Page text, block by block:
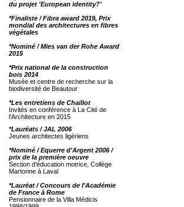
du projet 'European identity?'
*Finaliste / Fibra award 2019, Prix
mondial des architectures en fibres
végétales
*Nominé / Mies van der Rohe Award
2015
*Prix national de la construction
bois 2014
Musée et centre de recherche sur la
biodiversité de Beautour
*Les entretiens de Chaillot
Invités en conférence à La Cité de
l'Architecture en 2015
*Lauréats / JAL 2006
Jeunes architectes ligériens
*Nominé / Equerre d'Argent 2006 /
prix de la première oeuvre
Section d'éducation motrice, Collège
Martonne à Laval
*Lauréat / Concours de l'Académie
de France à Rome
Pensionnaire de la Villa Médicis